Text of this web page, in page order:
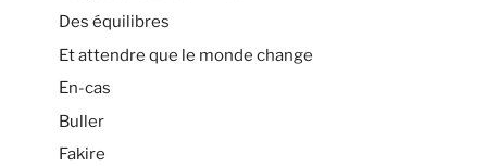
Des équilibres
Et attendre que le monde change
En-cas
Buller
Fakire